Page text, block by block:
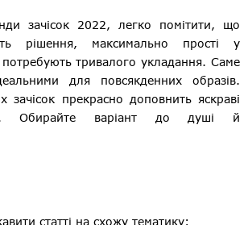
зачісок 2022, легко помітити, що
рішення, максимально прості у
потребують тривалого укладання. Саме
для повсякденних образів.
зачісок прекрасно доповнить яскраві
Обирайте варіант до душі й
статті на схожу тематику: